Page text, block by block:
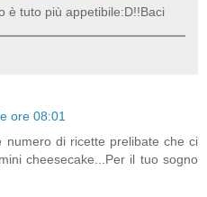
è tuto più appetibile:D!!Baci
ore 08:01
numero di ricette prelibate che ci
cheesecake...Per il tuo sogno